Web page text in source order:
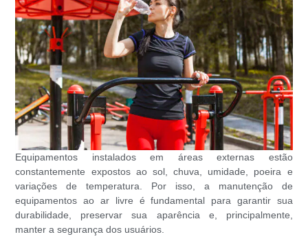
Equipamentos instalados em áreas externas estão
constantemente expostos ao sol, chuva, umidade, poeira e
variações de temperatura. Por isso, a manutenção de
equipamentos ao ar livre é fundamental para garantir sua
durabilidade, preservar sua aparência e, principalmente,
manter a segurança dos usuários.